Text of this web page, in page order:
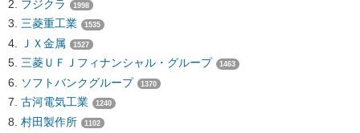
フジクラ 1998
三菱重工業 1535
ＪＸ金属 1527
三菱ＵＦＪフィナンシャル・グループ 1463
ソフトバンクグループ 1370
古河電気工業 1240
村田製作所 1102